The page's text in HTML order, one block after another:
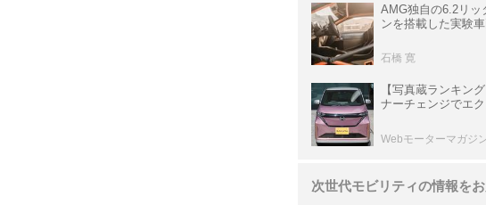
AMG独自の6.2リッ
ンを搭載した実験
P900 プロトタイプ
石橋 寛
【写真蔵ランキン
ナーチェンジでエ
クラ」
Webモーターマガジ
次世代モビリティの情報を